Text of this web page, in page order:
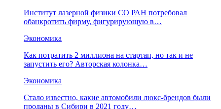
Институт лазерной физики СО РАН потребовал
обанкротить фирму, фигурирующую в…
Экономика
Как потратить 2 миллиона на стартап, но так и не
запустить его? Авторская колонка…
Экономика
Стало известно, какие автомобили люкс-брендов были
проданы в Сибири в 2021 году…